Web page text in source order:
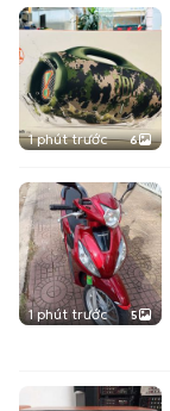
1 phút trước 6
1 phút trước 5